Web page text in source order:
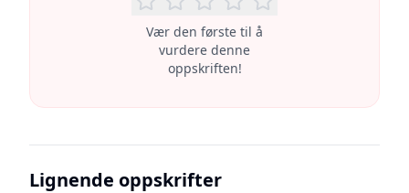
Vær den første til å
vurdere denne
oppskriften!
Lignende oppskrifter